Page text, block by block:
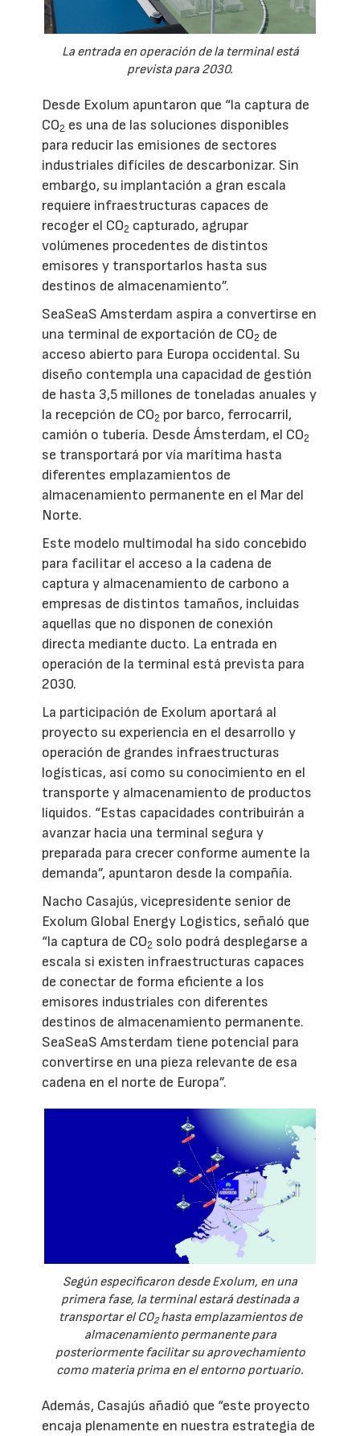
La entrada en operación de la terminal está
prevista para 2030.
Desde Exolum apuntaron que “la captura de
CO2 es una de las soluciones disponibles
para reducir las emisiones de sectores
industriales difíciles de descarbonizar. Sin
embargo, su implantación a gran escala
requiere infraestructuras capaces de
recoger el CO2 capturado, agrupar
volúmenes procedentes de distintos
emisores y transportarlos hasta sus
destinos de almacenamiento”.
SeaSeaS Amsterdam aspira a convertirse en
una terminal de exportación de CO2 de
acceso abierto para Europa occidental. Su
diseño contempla una capacidad de gestión
de hasta 3,5 millones de toneladas anuales y
la recepción de CO2 por barco, ferrocarril,
camión o tubería. Desde Ámsterdam, el CO2
se transportará por vía marítima hasta
diferentes emplazamientos de
almacenamiento permanente en el Mar del
Norte.
Este modelo multimodal ha sido concebido
para facilitar el acceso a la cadena de
captura y almacenamiento de carbono a
empresas de distintos tamaños, incluidas
aquellas que no disponen de conexión
directa mediante ducto. La entrada en
operación de la terminal está prevista para
2030.
La participación de Exolum aportará al
proyecto su experiencia en el desarrollo y
operación de grandes infraestructuras
logísticas, así como su conocimiento en el
transporte y almacenamiento de productos
líquidos. “Estas capacidades contribuirán a
avanzar hacia una terminal segura y
preparada para crecer conforme aumente la
demanda”, apuntaron desde la compañía.
Nacho Casajús, vicepresidente senior de
Exolum Global Energy Logistics, señaló que
“la captura de CO2 solo podrá desplegarse a
escala si existen infraestructuras capaces
de conectar de forma eficiente a los
emisores industriales con diferentes
destinos de almacenamiento permanente.
SeaSeaS Amsterdam tiene potencial para
convertirse en una pieza relevante de esa
cadena en el norte de Europa”.
Según especificaron desde Exolum, en una
primera fase, la terminal estará destinada a
transportar el CO2hasta emplazamientos de
almacenamiento permanente para
posteriormente facilitar su aprovechamiento
como materia prima en el entorno portuario.
Además, Casajús añadió que “este proyecto
encaja plenamente en nuestra estrategia de